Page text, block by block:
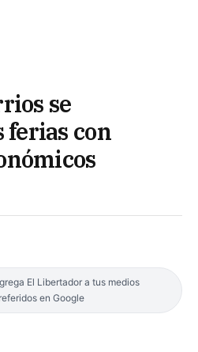
se
ferias con
El Libertador a tus medios
en Google